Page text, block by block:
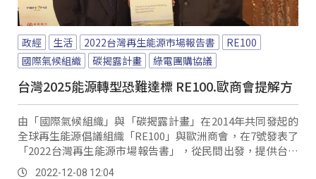
政經 生活 2022台灣再生能源市場報告書
RE100
國際氣候組織
碳揭露計畫 綠電團購協議
台灣2025能源轉型恐難達標 RE100.歐商會提解方
由「國際氣候組織」與「碳揭露計畫」在2014年共同發起的
全球再生能源倡議組織「RE100」與歐洲商會，在7號發表了
「2022台灣再生能源市場報告書」，從民間出發，提供台灣
政府針對企業在台購買綠電的解方。
2022-12-08 12:04